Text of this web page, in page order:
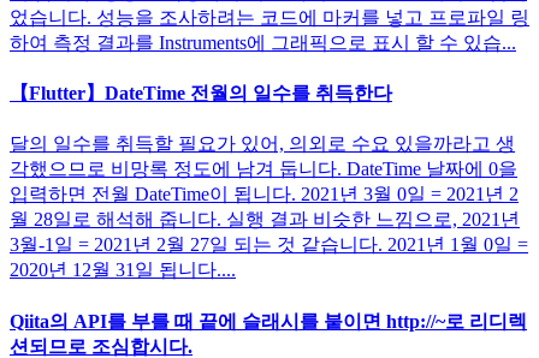
었습니다. 성능을 조사하려는 코드에 마커를 넣고 프로파일 링
하여 측정 결과를 Instruments에 그래픽으로 표시 할 수 있습...
【Flutter】DateTime 전월의 일수를 취득한다
달의 일수를 취득할 필요가 있어, 의외로 수요 있을까라고 생
각했으므로 비망록 정도에 남겨 둡니다. DateTime 날짜에 0을
입력하면 전월 DateTime이 됩니다. 2021년 3월 0일 = 2021년 2
월 28일로 해석해 줍니다. 실행 결과 비슷한 느낌으로, 2021년
3월-1일 = 2021년 2월 27일 되는 것 같습니다. 2021년 1월 0일 =
2020년 12월 31일 됩니다....
Qiita의 API를 부를 때 끝에 슬래시를 붙이면 http://~로 리디렉
션되므로 조심합시다.